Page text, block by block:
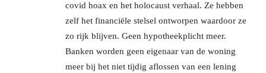
covid hoax en het holocaust verhaal. Ze hebben
zelf het financiële stelsel ontworpen waardoor ze
zo rijk blijven. Geen hypotheekplicht meer.
Banken worden geen eigenaar van de woning
meer bij het niet tijdig aflossen van een lening